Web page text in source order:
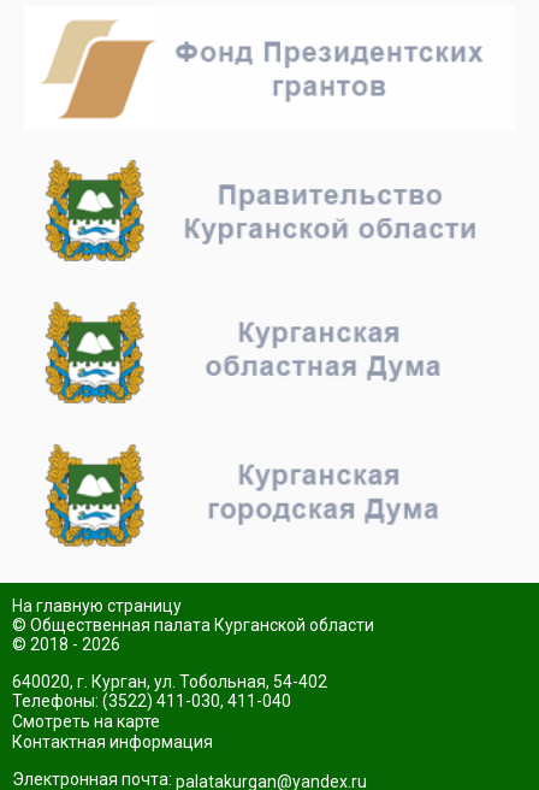
На главную страницу
© Общественная палата Курганской области
© 2018 - 2026
640020, г. Курган, ул. Тобольная, 54-402
Телефоны: (3522) 411-030, 411-040
Смотреть на карте
Контактная информация
Электронная почта: palatakurgan@yandex.ru